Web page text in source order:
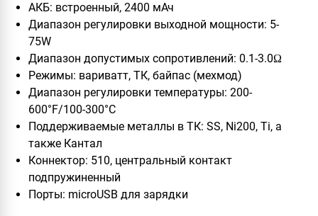
АКБ: встроенный, 2400 мАч
Диапазон регулировки выходной мощности: 5-
75W
Диапазон допустимых сопротивлений: 0.1-3.0Ω
Режимы: вариватт, ТК, байпас (мехмод)
Диапазон регулировки температуры: 200-
600°F/100-300°C
Поддерживаемые металлы в ТК: SS, Ni200, Ti, а
также Кантал
Коннектор: 510, центральный контакт
подпружиненный
Порты: microUSB для зарядки